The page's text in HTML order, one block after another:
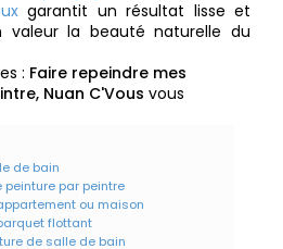
garantit un résultat lisse et
valeur la beauté naturelle du
: Faire repeindre mes
Nuan C'Vous vous
de bain
par peintre
ou maison
flottant
de salle de bain